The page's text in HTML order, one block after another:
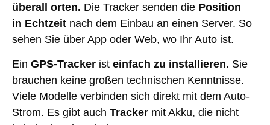
überall orten. Die Tracker senden die Position
in Echtzeit nach dem Einbau an einen Server. So
sehen Sie über App oder Web, wo Ihr Auto ist.
Ein GPS-Tracker ist einfach zu installieren. Sie
brauchen keine großen technischen Kenntnisse.
Viele Modelle verbinden sich direkt mit dem Auto-
Strom. Es gibt auch Tracker mit Akku, die nicht